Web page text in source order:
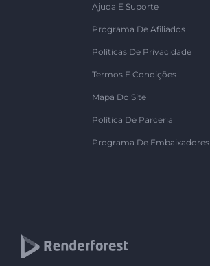
Ajuda E Suporte
Programa De Afiliados
Políticas De Privacidade
Termos E Condições
Mapa Do Site
Política De Parceria
Programa De Embaixadores